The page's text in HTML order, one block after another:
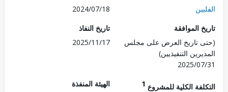
2024/07/18
الموافقة
تاريخ العرض على مجلس
التنفيذيين)
2025/
تاريخ النفاذ
2025/11/17
الكلية للمشروع1
الهيئة المنفذة